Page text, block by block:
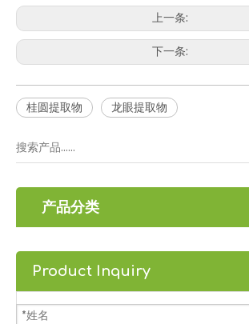
上一条:
下一条:
桂圆提取物 龙眼提取物
产品分类
Product Inquiry